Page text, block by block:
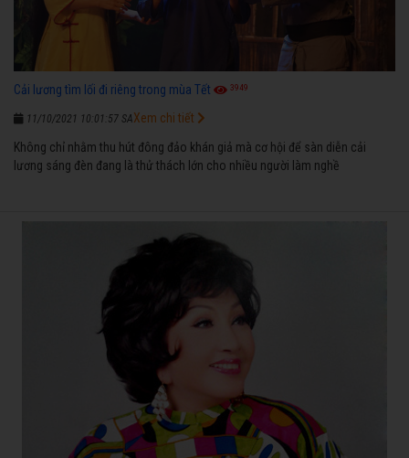
Cải lương tìm lối đi riêng trong mùa Tết 3949
11/10/2021 10:01:57 SA
Không chỉ nhằm thu hút đông đảo khán giả mà cơ hội để sàn diễn cải
lương sáng đèn đang là thử thách lớn cho nhiều người làm nghề
Xem chi tiết